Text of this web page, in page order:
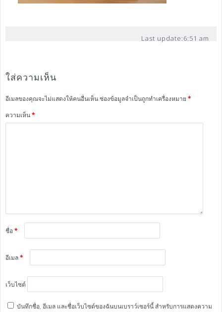
Last update:6:51 am
ใส่ความเห็น
อีเมลของคุณจะไม่แสดงให้คนอื่นเห็นช่องข้อมูลจำเป็นถูกทำเครื่องหมาย *
ความเห็น*
ชื่อ*
อีเมล*
เว็บไซต์
บันทึกชื่อ, อีเมล และชื่อเว็บไซต์ของฉันบนเบราว์เซอร์นี้ สำหรับการแสดงความ